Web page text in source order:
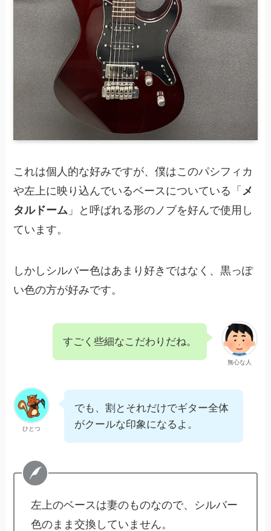
これは個人的な好みですが、僕はこのパシフィカ
や左上に映り込んでいるベースについている「 メ
タルドーム 」と呼ばれる形のノブを好んで使用し
ています。
しかしシルバー色はあまり好きではなく、黒っぽ
い色の方が好みです。
無心な人
すごく些細なこだわりだね。
ひとつ
でも、割とそれだけでギター全体
がクールな印象になるよ。
左上のベースは妻のものなので、シルバー
色のまま交換していません。